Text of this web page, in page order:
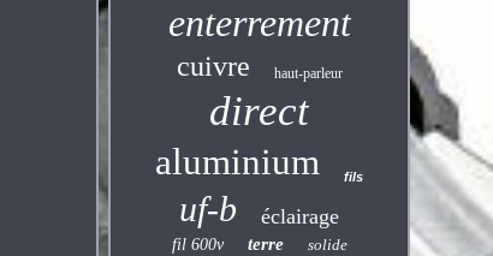
enterrement
cuivre haut-parleur
direct
aluminium fils
uf-b éclairage
fil 600v terre solide